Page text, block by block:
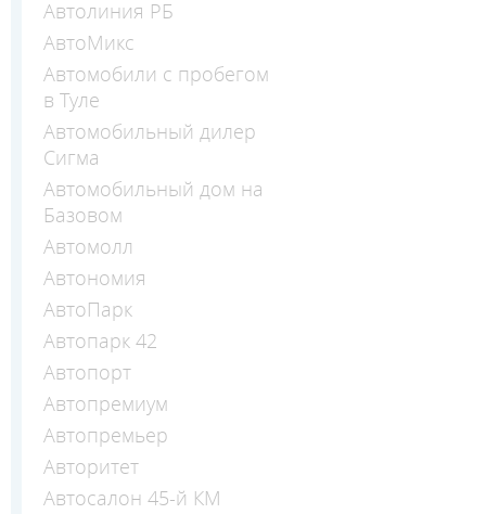
Автолиния РБ
АвтоМикс
Автомобили с пробегом
в Туле
Автомобильный дилер
Сигма
Автомобильный дом на
Базовом
Автомолл
Автономия
АвтоПарк
Автопарк 42
Автопорт
Автопремиум
Автопремьер
Авторитет
Автосалон 45-й КМ